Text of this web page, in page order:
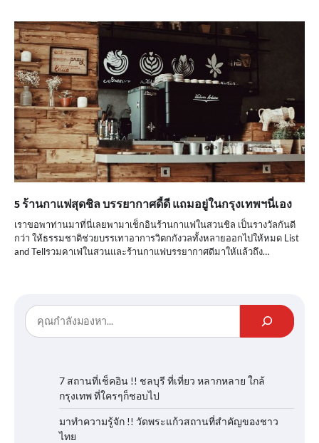
5 ร้านกาแฟสุดชิล บรรยากาศดี้ดี แถมอยู่ในกรุงเทพฯนี่เอง
เราขอพาท่านมาที่นี่เลยพามาเช็กอินร้านกาแฟในสวนชิล เป็นรางวัลกันดี
กว่า ให้ธรรมชาติช่วยบรรเทาอาการวิตกกังวลทั้งหลายออกไปให้หมด List
and Tellรวมคาเฟ่ในสวนและร้านกาแฟบรรยากาศดีมาให้แล้วถึง…
7 สถานที่เช็คอิน !! ชลบุรี ที่เที่ยว หลากหลาย ใกล้
กรุงเทพ ที่ใครๆก็ชอบไป
มาทำความรู้จัก !! วัดพระแก้วสถานที่สำคัญของชาว
ไทย